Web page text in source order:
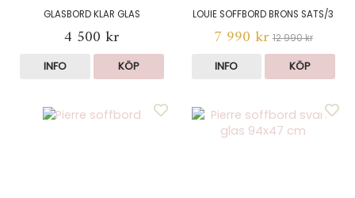
GLASBORD KLAR GLAS
4 500 kr
INFO KÖP
LOUIE SOFFBORD BRONS SATS/3
7 990 kr 12 990 kr
INFO KÖP